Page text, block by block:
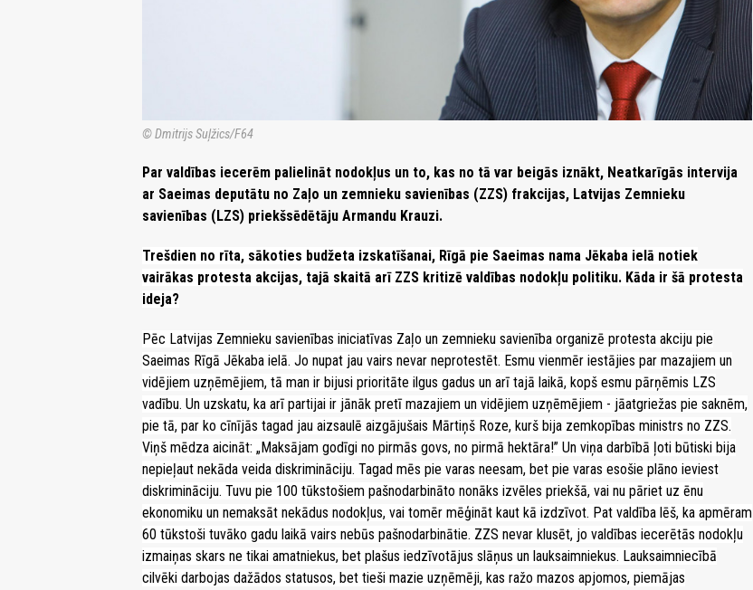
© Dmitrijs Suļžics/F64
Par valdības iecerēm palielināt nodokļus un to, kas no tā var beigās iznākt, Neatkarīgās intervija
ar Saeimas deputātu no Zaļo un zemnieku savienības (ZZS) frakcijas, Latvijas Zemnieku
savienības (LZS) priekšsēdētāju Armandu Krauzi.
Trešdien no rīta, sākoties budžeta izskatīšanai, Rīgā pie Saeimas nama Jēkaba ielā notiek
vairākas protesta akcijas, tajā skaitā arī ZZS kritizē valdības nodokļu politiku. Kāda ir šā protesta
ideja?
Pēc Latvijas Zemnieku savienības iniciatīvas Zaļo un zemnieku savienība organizē protesta akciju pie
Saeimas Rīgā Jēkaba ielā. Jo nupat jau vairs nevar neprotestēt. Esmu vienmēr iestājies par mazajiem un
vidējiem uzņēmējiem, tā man ir bijusi prioritāte ilgus gadus un arī tajā laikā, kopš esmu pārņēmis LZS
vadību. Un uzskatu, ka arī partijai ir jānāk pretī mazajiem un vidējiem uzņēmējiem - jāatgriežas pie saknēm,
pie tā, par ko cīnījās tagad jau aizsaulē aizgājušais Mārtiņš Roze, kurš bija zemkopības ministrs no ZZS.
Viņš mēdza aicināt: „Maksājam godīgi no pirmās govs, no pirmā hektāra!” Un viņa darbībā ļoti būtiski bija
nepieļaut nekāda veida diskrimināciju. Tagad mēs pie varas neesam, bet pie varas esošie plāno ieviest
diskrimināciju. Tuvu pie 100 tūkstošiem pašnodarbināto nonāks izvēles priekšā, vai nu pāriet uz ēnu
ekonomiku un nemaksāt nekādus nodokļus, vai tomēr mēģināt kaut kā izdzīvot. Pat valdība lēš, ka apmēram
60 tūkstoši tuvāko gadu laikā vairs nebūs pašnodarbinātie. ZZS nevar klusēt, jo valdības iecerētās nodokļu
izmaiņas skars ne tikai amatniekus, bet plašus iedzīvotājus slāņus un lauksaimniekus. Lauksaimniecībā
cilvēki darbojas dažādos statusos, bet tieši mazie uzņēmēji, kas ražo mazos apjomos, piemājas